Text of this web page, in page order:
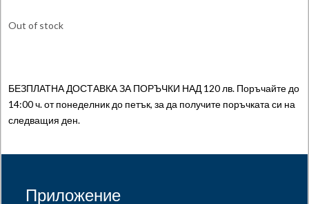
Out of stock
БЕЗПЛАТНА ДОСТАВКА ЗА ПОРЪЧКИ НАД 120 лв. Поръчайте до
14:00 ч. от понеделник до петък, за да получите поръчката си на
следващия ден.
Приложение